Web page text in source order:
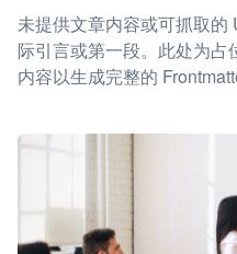
未提供文章内容或可抓取的
际引言或第一段。此处为
内容以生成完整的